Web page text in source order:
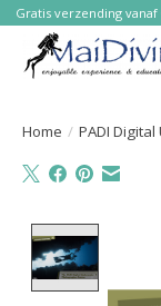
Gratis verzending vanaf
Home / PADI